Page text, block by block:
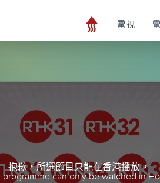
電視
抱歉，所選節目只能在香港播放。
programme can only be watched in